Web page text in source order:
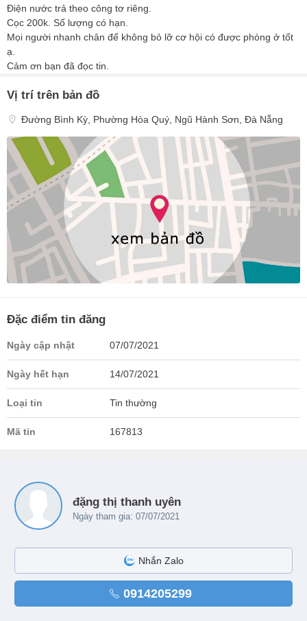
Điện nước trả theo công tơ riêng.
Cọc 200k. Số lượng có hạn.
Mọi người nhanh chân để không bỏ lỡ cơ hội có được phòng ở tốt
ạ.
Cảm ơn bạn đã đọc tin.
Vị trí trên bản đồ
Đường Bình Kỳ, Phường Hòa Quý, Ngũ Hành Sơn, Đà Nẵng
Đặc điểm tin đăng
Ngày cập nhật 07/07/2021
Ngày hết hạn 14/07/2021
Loại tin Tin thường
Mã tin 167813
đặng thị thanh uyên
Ngày tham gia: 07/07/2021
Nhắn Zalo
0914205299